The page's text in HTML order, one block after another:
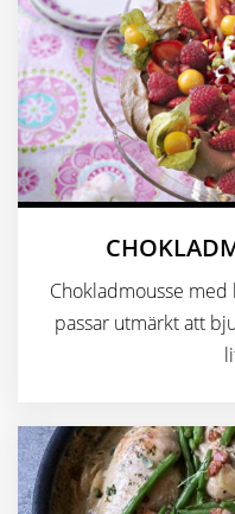
Chokladmousse
passar utmärkt att